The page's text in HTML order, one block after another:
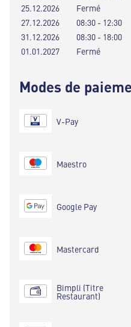
25.12.2026
Fermé
27.12.2026
08:30 - 12:30
31.12.2026
08:30 - 18:00
01.01.2027
Fermé
Modes de
V-Pay
Maestro
Google Pay
Mastercard
Bimpli (Titre
Restaurant)